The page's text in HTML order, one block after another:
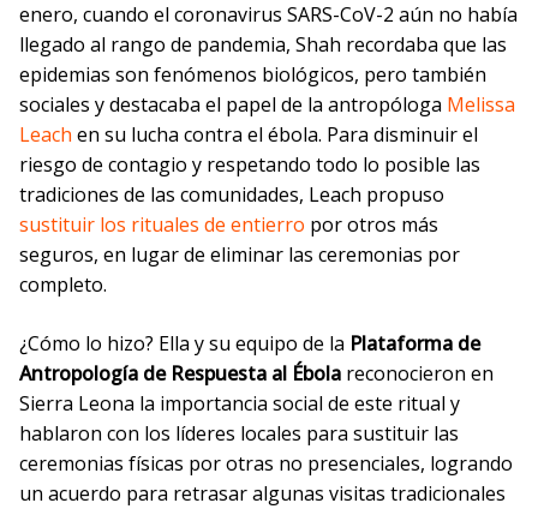
enero, cuando el coronavirus SARS-CoV-2 aún no había
llegado al rango de pandemia, Shah recordaba que las
epidemias son fenómenos biológicos, pero también
sociales y destacaba el papel de la antropóloga Melissa
Leach en su lucha contra el ébola. Para disminuir el
riesgo de contagio y respetando todo lo posible las
tradiciones de las comunidades, Leach propuso
sustituir los rituales de entierro por otros más
seguros, en lugar de eliminar las ceremonias por
completo.
¿Cómo lo hizo? Ella y su equipo de la Plataforma de
Antropología de Respuesta al Ébola reconocieron en
Sierra Leona la importancia social de este ritual y
hablaron con los líderes locales para sustituir las
ceremonias físicas por otras no presenciales, logrando
un acuerdo para retrasar algunas visitas tradicionales